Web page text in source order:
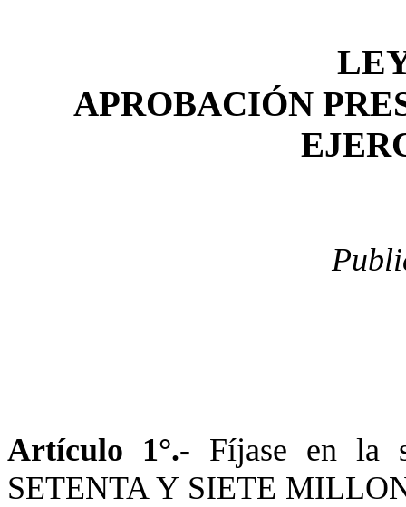
APROBACIÓN
Artículo 1°.- Fíjase en la
SETENTA Y SIETE